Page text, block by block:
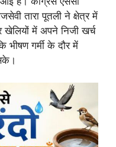
तारा पूतली ने क्षेत्र में
में अपने निजी खर्च
भीषण गर्मी के दौर में